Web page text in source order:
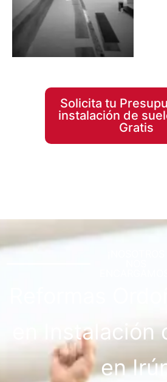
Solicita tu
instalación de
Gratis
en
en